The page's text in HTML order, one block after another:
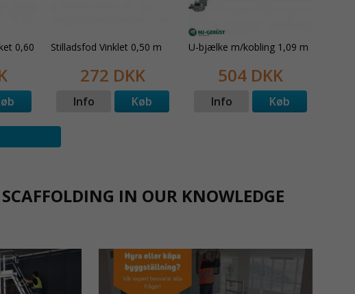
0,60
Stilladsfod Vinklet 0,50 m
272 DKK
Info Køb
U-bjælke m/kobling 1,09 m
504 DKK
Info Køb
IN OUR KNOWLEDGE